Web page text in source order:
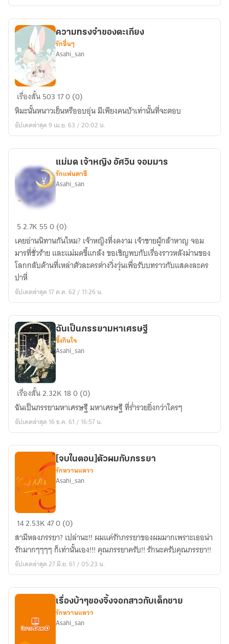
ยุ่ง
กับ
ฉัน!
ความ
ทรง
จำ
ของ
ความทรงจำของตะเกียง
รักอื่นๆ
Asahi_san
เรื่องสั้น503 170 (0)
หิมะนั้นหนาวเย็นหรืออบอุ่น มีเพียงคนบ้าเท่านั้นที่จะตอบ
อัปเดตล่าสุด 9 เม.ย. 63 / 20:02 น.
แม่มด
หญิง
อัศวิน
จอม
มาร
แม่มด เจ้าหญิง อัศวิน จอมมาร
รักแฟนตาซี
Asahi_san
52.7K 550 (0)
เคยอ่านนิทานกันไหม? เจ้าหญิงที่งดงาม เจ้าชายผู้กล้าหาญ จอม
มารที่ชั่วร้าย และแม่มดขี้แกล้ง ขอเชิญพบกับเรื่องราวหลังม่านของ
โลกกลับด้านที่เหล่าตัวละครต่างวิ่งวุ่นเพื่อรับบทราวกับแสดงละคร
ปาหี่
อัปเดตล่าสุด 17 ต.ค. 62 / 11:26 น.
ฉัน
เป็น
ภรรยา
มหา
ฉันเป็นภรรยามหาเศรษฐี
ซึ้งกินใจ
Asahi_san
เรื่องสั้น2.32K 180 (0)
ฉันเป็นภรรยามหาเศรษฐี มหาเศรษฐี ที่ร่ำรวยยิ่งกว่าใครๆ
อัปเดตล่าสุด 16 ธ.ค. 61 / 16:57 น.
[จบ
ใน
ตอน]ตัว
ผม
กับ
[จบในตอน]ตัวผมกับภรรยา
รักหวานแหวว
Asahi_san
142.53K470 (0)
สามีหลงภรรยา? เปล่านะ!! ผมแค่รักภรรยาของผมมากเพราะเธอน่า
รักมากๆๆๆๆ ก็เท่านั้นเอง!!! คุณภรรยาครับ!! รักนะครับคุณภรรยา!!
อัปเดตล่าสุด 27 มิ.ย. 61 / 05:23 น.
เรื่องบ้าๆของจิ้งจอกสาวกับเด็กชาย
รักหวานแหวว
Asahi_san